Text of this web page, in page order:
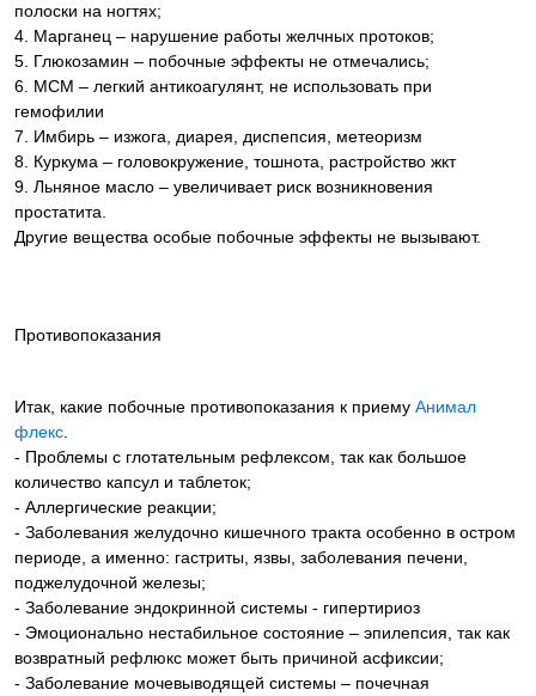
полоски на ногтях;
4. Марганец – нарушение работы желчных протоков;
5. Глюкозамин – побочные эффекты не отмечались;
6. МСМ – легкий антикоагулянт, не использовать при
гемофилии
7. Имбирь – изжога, диарея, диспепсия, метеоризм
8. Куркума – головокружение, тошнота, растройство жкт
9. Льняное масло – увеличивает риск возникновения
простатита.
Другие вещества особые побочные эффекты не вызывают.
Противопоказания
Итак, какие побочные противопоказания к приему Анимал
флекс.
- Проблемы с глотательным рефлексом, так как большое
количество капсул и таблеток;
- Аллергические реакции;
- Заболевания желудочно кишечного тракта особенно в остром
периоде, а именно: гастриты, язвы, заболевания печени,
поджелудочной железы;
- Заболевание эндокринной системы - гипертириоз
- Эмоционально нестабильное состояние – эпилепсия, так как
возвратный рефлюкс может быть причиной асфиксии;
- Заболевание мочевыводящей системы – почечная